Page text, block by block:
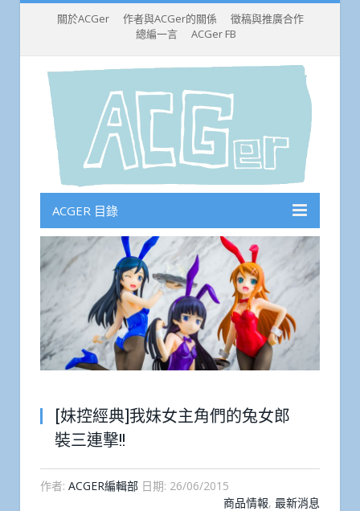
關於ACGer 作者與ACGer的關係
徵稿與推廣合作
總編一言
ACGer FB
ACGER 目錄
[妹控經典]我妹女主角們的兔女郎
裝三連撃!!
作者: ACGER編輯部 日期: 26/06/2015
商品情報, 最新消息